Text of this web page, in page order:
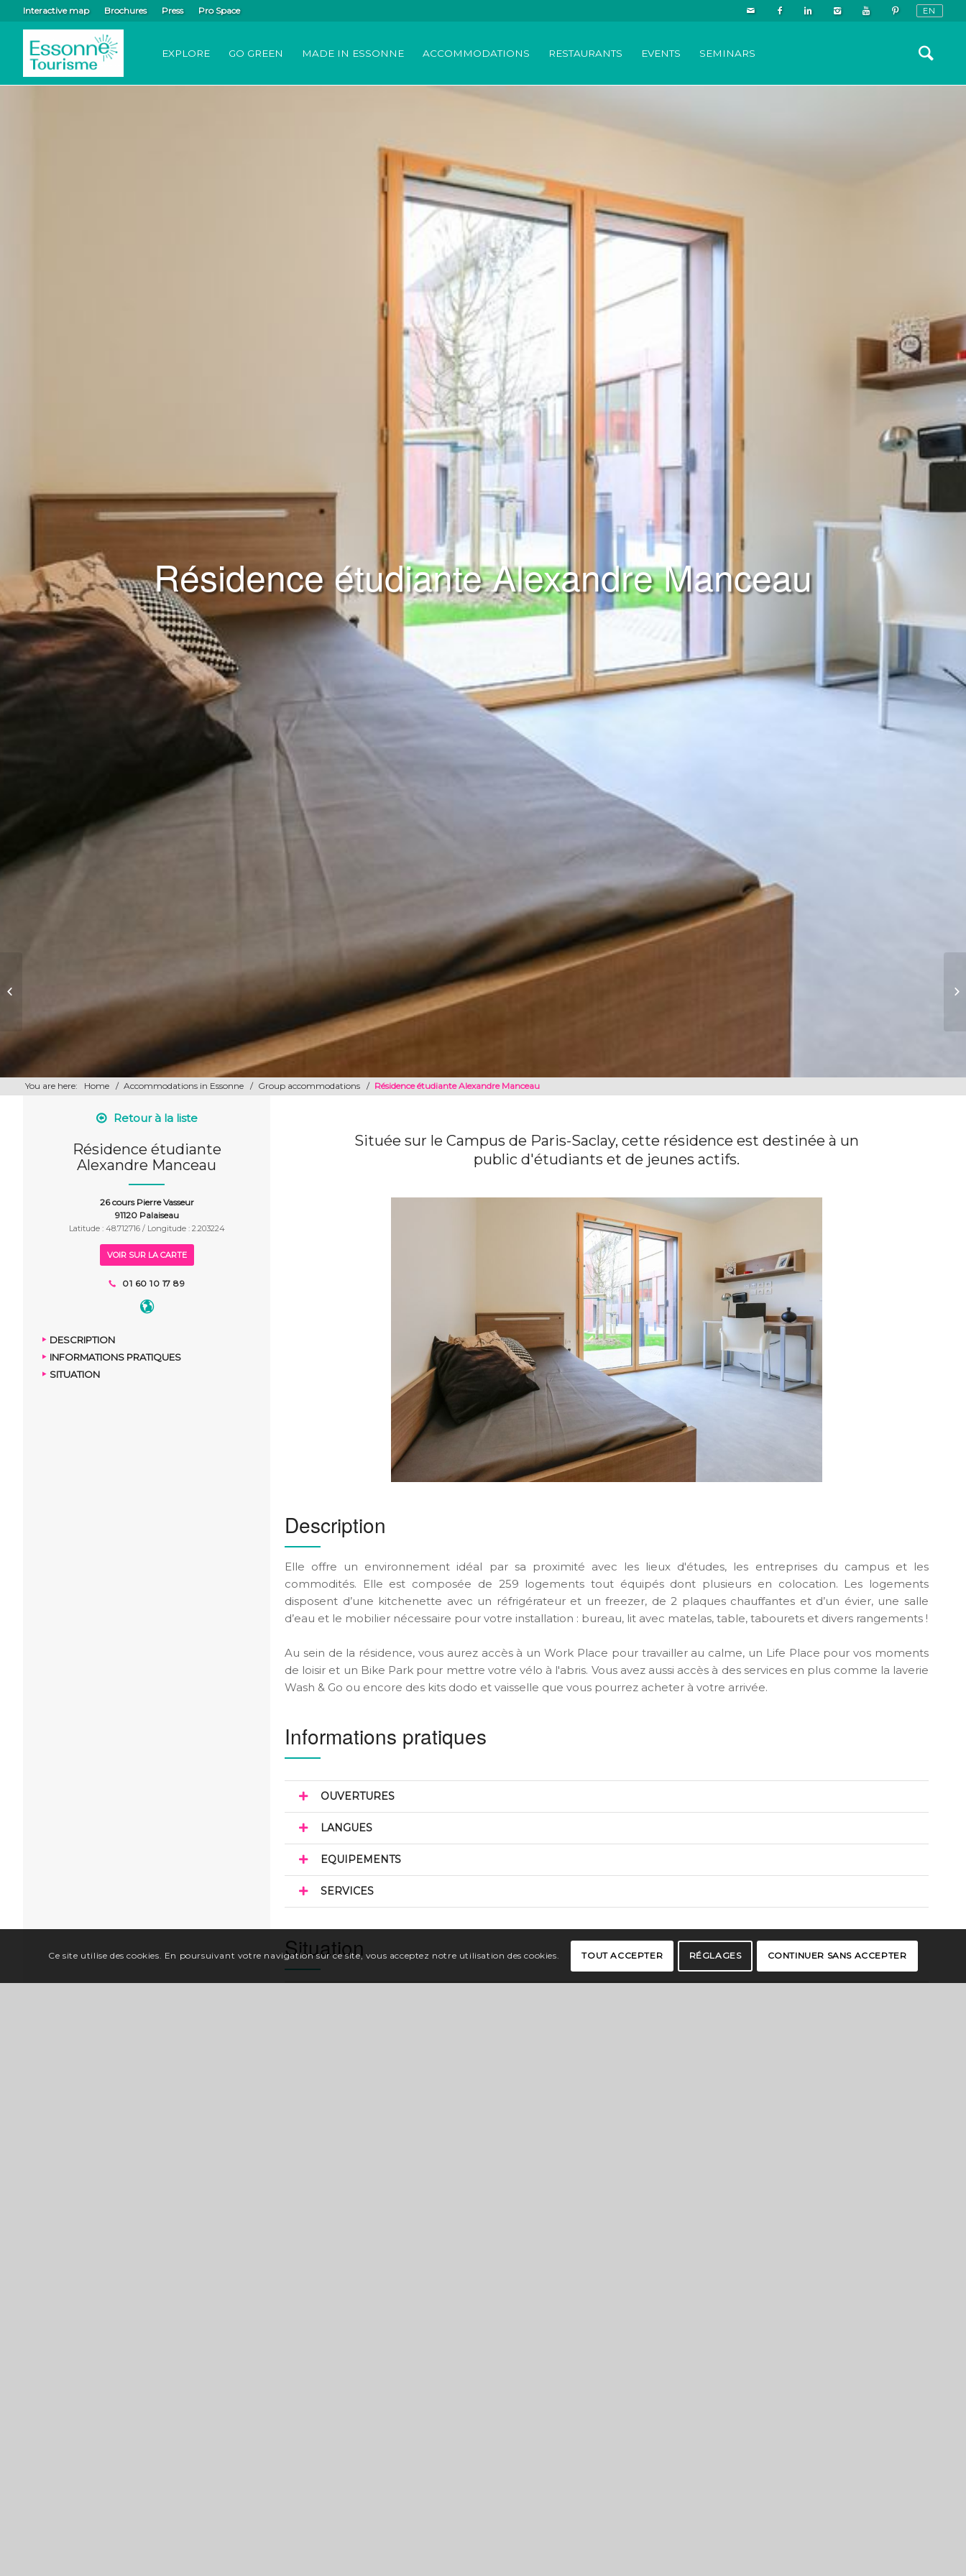
Interactive map Brochures Press Pro Space
EXPLORE GO GREEN MADE IN ESSONNE ACCOMMODATIONS RESTAURANTS EVENTS SEMINARS
Résidence étudiante Alexandre Manceau
You are here: Home / Accommodations in Essonne / Group accommodations / Résidence étudiante Alexandre Manceau
Retour à la liste
Résidence étudiante
Alexandre Manceau
26 cours Pierre Vasseur
91120 Palaiseau
Latitude : 48.712716 / Longitude : 2.203224
VOIR SUR LA CARTE
01 60 10 17 89
DESCRIPTION
INFORMATIONS PRATIQUES
SITUATION
Située sur le Campus de Paris-Saclay, cette résidence est destinée à un
public d'étudiants et de jeunes actifs.
Description
Elle offre un environnement idéal par sa proximité avec les lieux d'études, les entreprises du campus et les
commodités. Elle est composée de 259 logements tout équipés dont plusieurs en colocation. Les logements
disposent d’une kitchenette avec un réfrigérateur et un freezer, de 2 plaques chauffantes et d’un évier, une salle
d’eau et le mobilier nécessaire pour votre installation : bureau, lit avec matelas, table, tabourets et divers rangements !
Au sein de la résidence, vous aurez accès à un Work Place pour travailler au calme, un Life Place pour vos moments
de loisir et un Bike Park pour mettre votre vélo à l'abris. Vous avez aussi accès à des services en plus comme la laverie
Wash & Go ou encore des kits dodo et vaisselle que vous pourrez acheter à votre arrivée.
Informations pratiques
OUVERTURES
LANGUES
EQUIPEMENTS
SERVICES
Situation
Ce site utilise des cookies. En poursuivant votre navigation sur ce site, vous acceptez notre utilisation des cookies. TOUT ACCEPTER RÉGLAGES CONTINUER SANS ACCEPTER